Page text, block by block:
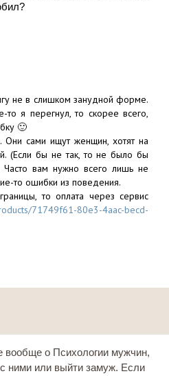
не в слишком занудной форме.
то я перегнул, то скорее всего,
🙂
сами ищут женщин, хотят на
(Если бы не так, то не было бы
Часто вам нужно всего лишь не
то ошибки из поведения.
то оплата через сервис
71749f61-80e3-4aac-becd-
вообще о Психологии мужчин,
ними или выйти замуж. Если